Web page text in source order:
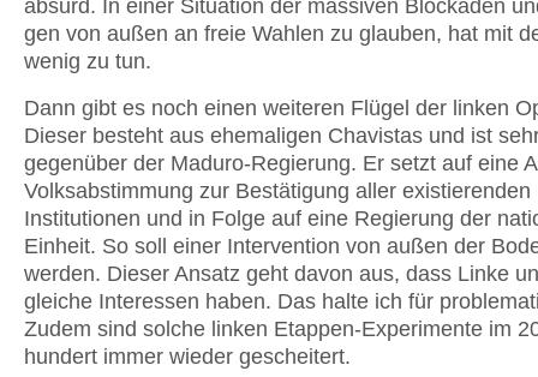
absurd. In einer Situa­tion der massiven Blockaden
gen von außen an freie Wahlen zu glauben, hat mit
wenig zu tun.
Dann gibt es noch einen weiteren Flügel der linken
Dieser besteht aus ehemaligen Chavistas und ist
gegenüber der Maduro-Regierung. Er setzt auf eine
Volksabstimmung zur Bestäti­gung aller existierenden
Institutionen und in Folge auf eine Regierung der
Einheit. So soll einer Intervention von außen der
werden. Dieser Ansatz geht davon aus, dass Linke
gleiche Interessen haben. Das halte ich für
Zudem sind solche linken Etappen-Experimente im
hundert immer wieder gescheitert.